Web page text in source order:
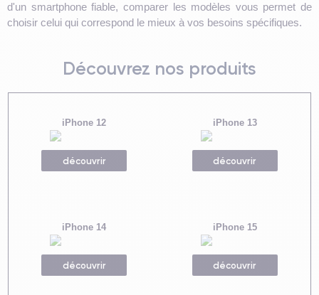
d'un smartphone fiable, comparer les modèles vous permet de
choisir celui qui correspond le mieux à vos besoins spécifiques.
Découvrez nos produits
iPhone 12
découvrir
iPhone 13
découvrir
iPhone 14
découvrir
iPhone 15
découvrir